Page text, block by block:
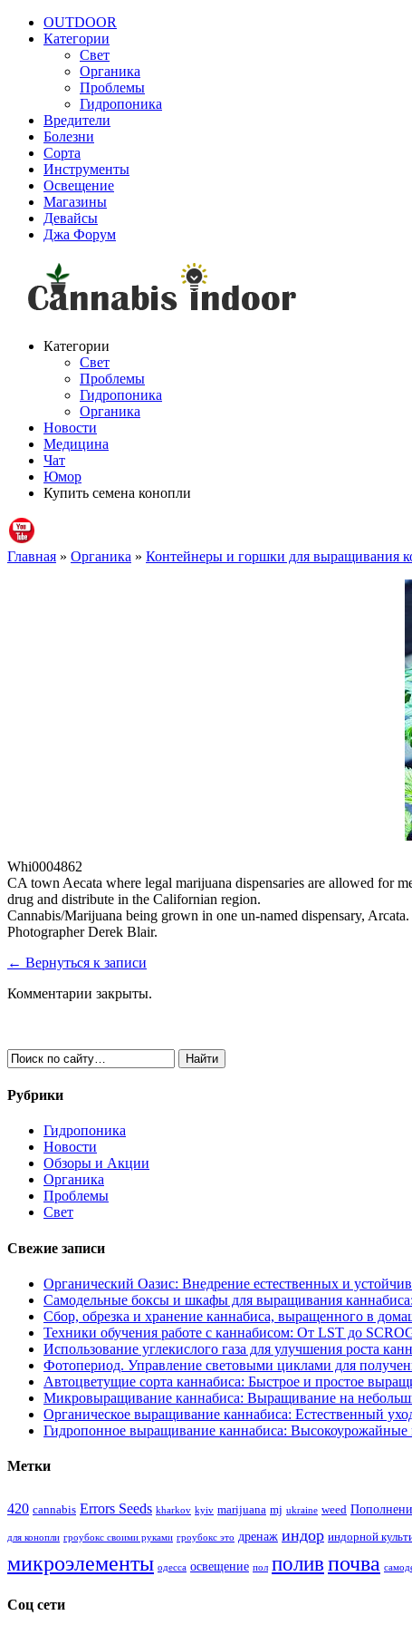
OUTDOOR
Категории
Свет
Органика
Проблемы
Гидропоника
Вредители
Болезни
Сорта
Инструменты
Освещение
Магазины
Девайсы
Джа Форум
Категории
Свет
Проблемы
Гидропоника
Органика
Новости
Медицина
Чат
Юмор
Купить семена конопли
Главная » Органика » Контейнеры и горшки для выращивания
Whi0004862
CA town Aecata where legal marijuana dispensaries are allowed for
drug and distribute in the Californian region.
Cannabis/Marijuana being grown in one un-named dispensary, Arcata.
Photographer Derek Blair.
← Вернуться к записи
Комментарии закрыты.
Рубрики
Гидропоника
Новости
Обзоры и Акции
Органика
Проблемы
Свет
Свежие записи
Органический Оазис: Внедрение естественных и
Самодельные боксы и шкафы для выращивания
Сбор, обрезка и хранение каннабиса, выращенного в
Техники обучения работе с каннабисом: От LST до
Использование углекислого газа для улучшения роста
Фотопериод. Управление световыми циклами для
Автоцветущие сорта каннабиса: Быстрое и простое
Микровыращивание каннабиса: Выращивание на
Органическое выращивание каннабиса: Естественный
Гидропонное выращивание каннабиса:
Метки
420 cannabis Errors Seeds kharkov kyiv marijuana mj ukraine weed
для конопли гроубокс своими руками гроубокс это дренаж индор индорной
микроэлементы одесса освещение пол полив почва
Соц сети